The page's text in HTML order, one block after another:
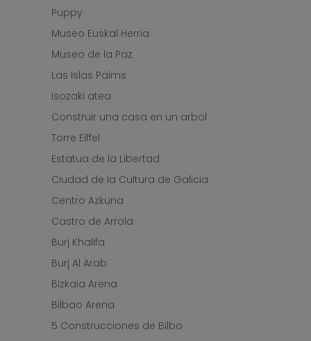
Puppy
Museo Euskal Herria
Museo de la Paz
Las Islas Palms
Isozaki atea
Construir una casa en un arbol
Torre Eiffel
Estatua de la Libertad
Ciudad de la Cultura de Galicia
Centro Azkuna
Castro de Arrola
Burj Khalifa
Burj Al Arab
Bizkaia Arena
Bilbao Arena
5 Construcciones de Bilbo